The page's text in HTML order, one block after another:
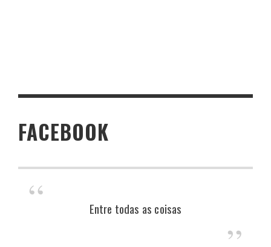
FACEBOOK
Entre todas as coisas